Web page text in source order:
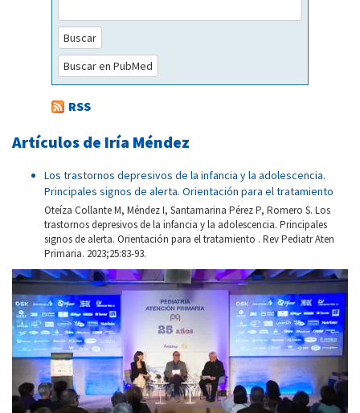
Buscar
Buscar en PubMed
RSS
Artículos de Iría Méndez
Los trastornos depresivos de la infancia y la adolescencia.
Principales signos de alerta. Orientación para el tratamiento
Oteíza Collante M, Méndez I, Santamarina Pérez P, Romero S. Los
trastornos depresivos de la infancia y la adolescencia. Principales
signos de alerta. Orientación para el tratamiento . Rev Pediatr Aten
Primaria. 2023;25:83-93.